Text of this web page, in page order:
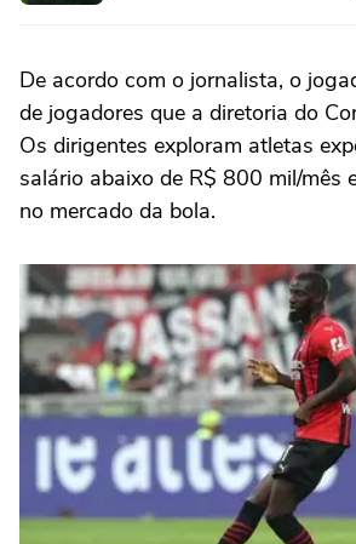
De acordo com o jornalista, o
de jogadores que a diretoria do
Os dirigentes exploram atletas
salário abaixo de R$ 800 mil/mês
no mercado da bola.